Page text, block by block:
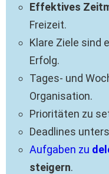
Effektives
Freizeit.
Klare Ziele sind
Erfolg.
Tages- und
Organisation.
Prioritäten zu
Deadlines
Aufgaben zu
steigern.